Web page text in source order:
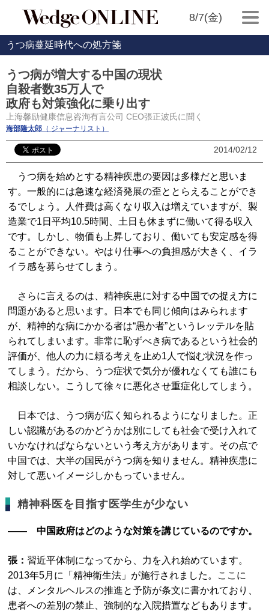
8/7(金)
うつ病蔓延時代への処方箋
うつ病が増大する中国の現状
自殺者数35万人で
政府も対策強化に乗り出す
上海馨励健康信息咨洵有言公司 CEO張正波氏に聞く
海部隆太郎 （ ジャーナリスト）
2014/02/12
うつ病を始めとする精神疾患の要因は多様だと思いま
す。一般的には急速な経済発展の歪ととらえることができ
るでしょう。人件費は高くなり収入は増えていますが、製
造業で1日平均10.5時間、土日も休まずに働いて得る収入
です。しかし、物価も上昇しており、働いても安定感を得
ることができない。やはり仕事への負担感が大きく、イラ
イラ感を募らせてしまう。
さらに言えるのは、精神疾患に対する中国での捉え方に
問題があると思います。日本でも同じ傾向はみられます
が、精神的な病にかかる者は“愚か者”というレッテルを貼
られてしまいます。非常に恥ずべき病であるという社会的
評価が、他人の力に頼る考えを止め1人で悩む状況を作っ
てしまう。だから、うつ症状で気分が優れなくても誰にも
相談しない。こうして徐々に悪化させ重症化してしまう。
日本では、うつ病が広く知られるようになりました。正
しい認識があるのかどうかは別にしても社会で受け入れて
いかなければならないという考え方があります。その点で
中国では、大半の国民がうつ病を知りません。精神疾患に
対して悪いイメージしかもっていません。
精神科医を目指す医学生が少ない
―― 中国政府はどのような対策を講じているのですか。
張： 習近平体制になってから、力を入れ始めています。
2013年5月に「精神衛生法」が施行されました。ここに
は、メンタルヘルスの推進と予防が条文に書かれており、
患者への差別の禁止、強制的な入院措置などもあります。